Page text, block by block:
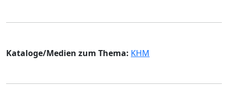
Kataloge/Medien zum Thema: KHM